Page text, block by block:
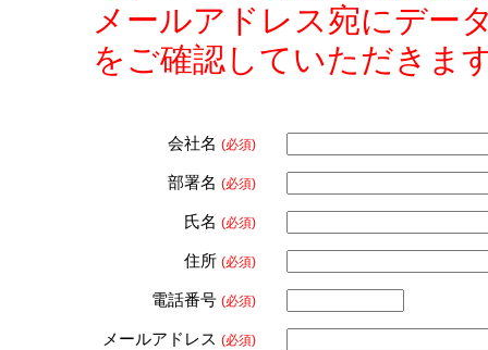
メールアドレス宛にデー
をご確認していただきま
会社名 (必須)
部署名 (必須)
氏名 (必須)
住所 (必須)
電話番号 (必須)
メールアドレス (必須)